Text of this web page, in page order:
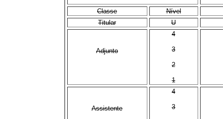
Classe
Nível
Titular
U
Adjunto
4
3
2
1
Assistente
4
3